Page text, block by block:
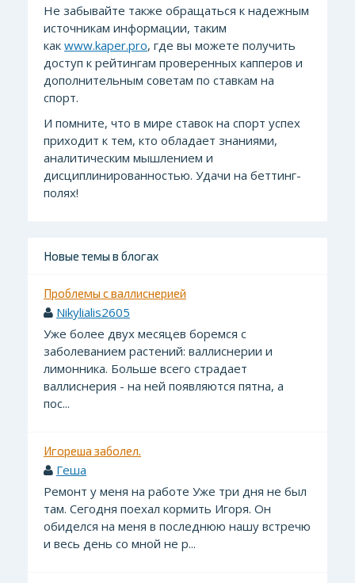
Не забывайте также обращаться к надежным
источникам информации, таким
как www.kaper.pro, где вы можете получить
доступ к рейтингам проверенных капперов и
дополнительным советам по ставкам на
спорт.
И помните, что в мире ставок на спорт успех
приходит к тем, кто обладает знаниями,
аналитическим мышлением и
дисциплинированностью. Удачи на беттинг-
полях!
Новые темы в блогах
Проблемы с валлиснерией
Nikylialis2605
Уже более двух месяцев боремся с
заболеванием растений: валлиснерии и
лимонника. Больше всего страдает
валлиснерия - на ней появляются пятна, а
пос...
Игореша заболел.
Геша
Ремонт у меня на работе Уже три дня не был
там. Сегодня поехал кормить Игоря. Он
обиделся на меня в последнюю нашу встречю
и весь день со мной не р...